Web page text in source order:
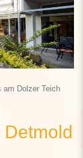
am Dolzer Teich
Detmold